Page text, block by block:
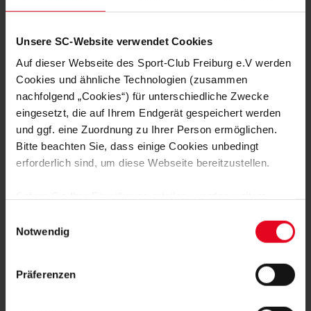
Unsere SC-Website verwendet Cookies
Auf dieser Webseite des Sport-Club Freiburg e.V werden
Cookies und ähnliche Technologien (zusammen
nachfolgend „Cookies“) für unterschiedliche Zwecke
eingesetzt, die auf Ihrem Endgerät gespeichert werden
und ggf. eine Zuordnung zu Ihrer Person ermöglichen.
Bitte beachten Sie, dass einige Cookies unbedingt
erforderlich sind, um diese Webseite bereitzustellen.
Daten von Ihnen (z.B. persönlichen Identifikatoren oder
IP-Adressen) verarbeitet werden. Durch Klicken auf den
Speicherung aller aufgeführten Cookies und der
Notwendig
Präferenzen
Nachhaltigkeit 03.06.2026
FAN WERDEN:
MITGLIED WERDEN